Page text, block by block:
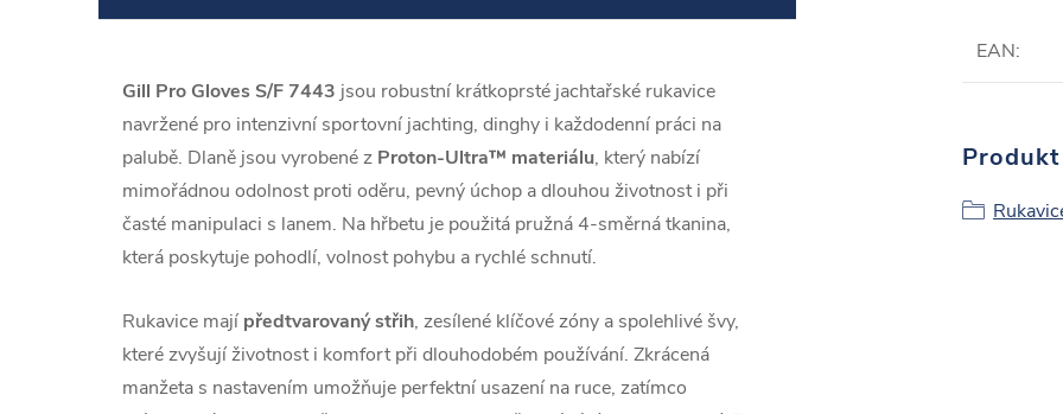
Gill Pro Gloves S/F 7443 jsou robustní krátkoprsté jachtařské rukavice
navržené pro intenzivní sportovní jachting, dinghy i každodenní práci na
palubě. Dlaně jsou vyrobené z Proton-Ultra™ materiálu, který nabízí
mimořádnou odolnost proti oděru, pevný úchop a dlouhou životnost i při
časté manipulaci s lanem. Na hřbetu je použitá pružná 4-směrná tkanina,
která poskytuje pohodlí, volnost pohybu a rychlé schnutí.
Rukavice mají předtvarovaný střih, zesílené klíčové zóny a spolehlivé švy,
které zvyšují životnost i komfort při dlouhodobém používání. Zkrácená
manžeta s nastavením umožňuje perfektní usazení na ruce, zatímco
EAN: